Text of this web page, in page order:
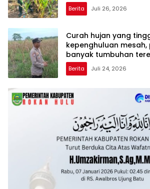
Berita Juli 26, 2026
Curah hujan yang
kepenghuluan mesah, parit karim,
banyak tumbuhan
personil TPTM gerak
langsung meninjau
Berita Juli 24, 2026